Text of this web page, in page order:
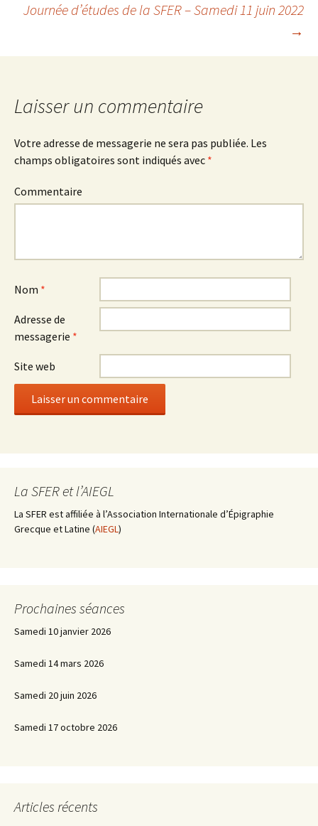
Navigation
des
articles
Journée d’études de la SFER – Samedi 11 juin 2022
→
Laisser un commentaire
Votre adresse de messagerie ne sera pas publiée. Les
champs obligatoires sont indiqués avec *
Commentaire
Nom *
Adresse de
messagerie *
Site web
La SFER et l’AIEGL
La SFER est affiliée à l’Association Internationale d’Épigraphie
Grecque et Latine (AIEGL)
Prochaines séances
Samedi 10 janvier 2026
Samedi 14 mars 2026
Samedi 20 juin 2026
Samedi 17 octobre 2026
Articles récents